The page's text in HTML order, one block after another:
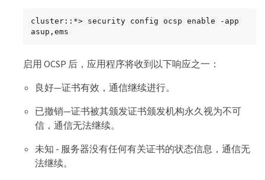
cluster::*> security config ocsp enable -app
asup,ems
启用 OCSP 后，应用程序将收到以下响应之一：
良好—证书有效，通信继续进行。
已撤销—证书被其颁发证书颁发机构永久视为不可
信，通信无法继续。
未知 - 服务器没有任何有关证书的状态信息，通信无
法继续。